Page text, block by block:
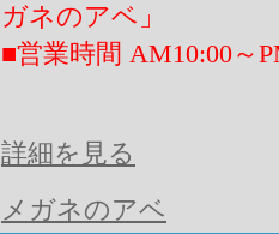
ガネのアベ」
■営業時間 AM10:00～
詳細を見る
メガネのアベ